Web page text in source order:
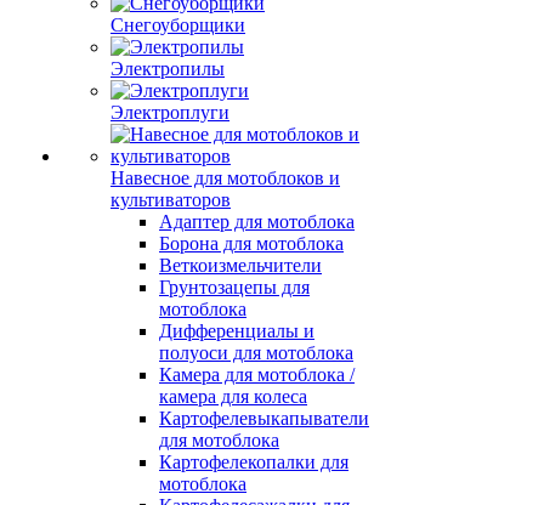
Снегоуборщики
Электропилы
Электроплуги
Навесное для мотоблоков и
культиваторов
Адаптер для мотоблока
Борона для мотоблока
Веткоизмельчители
Грунтозацепы для
мотоблока
Дифференциалы и
полуоси для мотоблока
Камера для мотоблока /
камера для колеса
Картофелевыкапыватели
для мотоблока
Картофелекопалки для
мотоблока